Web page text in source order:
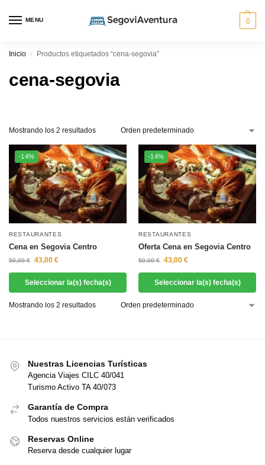
MENU 0
Inicio / Productos etiquetados “cena-segovia”
cena-segovia
Mostrando los 2 resultados
-14%
RESTAURANTES
Cena en Segovia Centro
50,00€ 43,00 €
Seleccionar la(s) fecha(s)
-14%
RESTAURANTES
Oferta Cena en Segovia Centro
50,00€ 43,00 €
Seleccionar la(s) fecha(s)
Mostrando los 2 resultados
Nuestras Licencias Turísticas
Agencia Viajes CILC 40/041
Turismo Activo TA 40/073
Garantía de Compra
Todos nuestros servicios están verificados
Reservas Online
Reserva desde cualquier lugar